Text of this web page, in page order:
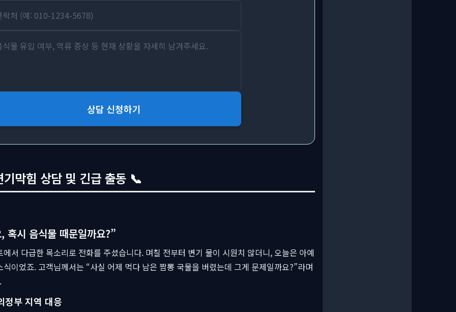
상담 신청하기
막힘 상담 및 긴급 출동 📞
혹시 음식물 때문일까요?”
서 다급한 목소리로 전화를 주셨습니다. 며칠 전부터 변기 물이 시원치 않더니, 오늘은 아예
이었죠. 고객님께서는 “사실 어제 먹다 남은 짬뽕 국물을 버렸는데 그게 문제일까요?”라며
정부 지역 대응